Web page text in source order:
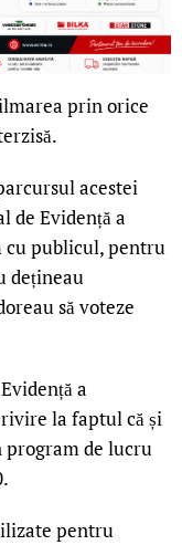
prin orice
acestei
de Evidență a
cu publicul, pentru
dețineau
să voteze
a
la faptul că și
program de lucru
pentru